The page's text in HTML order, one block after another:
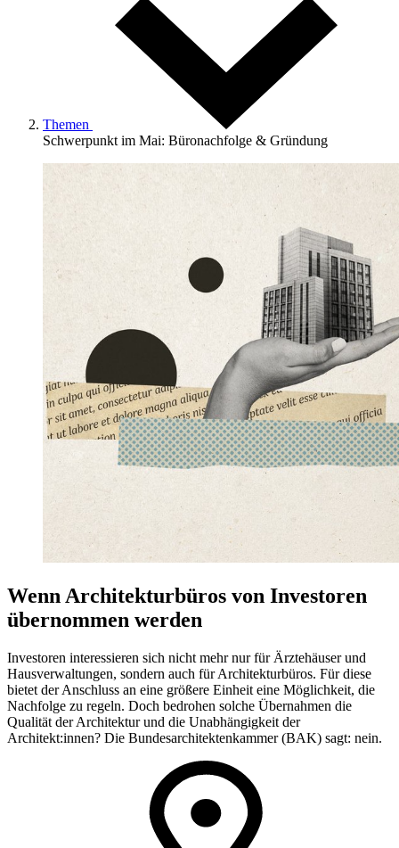
Themen
Schwerpunkt im Mai: Büronachfolge & Gründung
Wenn Architekturbüros von Investoren
übernommen werden
Investoren interessieren sich nicht mehr nur für Ärztehäuser und
Hausverwaltungen, sondern auch für Architekturbüros. Für diese
bietet der Anschluss an eine größere Einheit eine Möglichkeit, die
Nachfolge zu regeln. Doch bedrohen solche Übernahmen die
Qualität der Architektur und die Unabhängigkeit der
Architekt:innen? Die Bundesarchitektenkammer (BAK) sagt: nein.